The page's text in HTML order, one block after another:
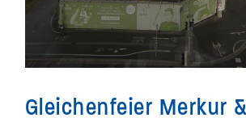
Gleichenfeier Merkur